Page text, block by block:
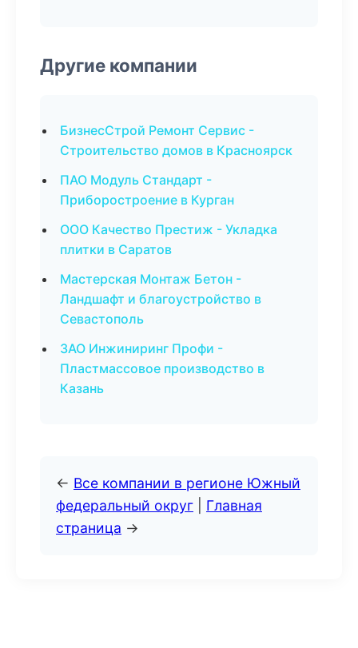
Другие компании
БизнесСтрой Ремонт Сервис -
Строительство домов в Красноярск
ПАО Модуль Стандарт -
Приборостроение в Курган
ООО Качество Престиж - Укладка
плитки в Саратов
Мастерская Монтаж Бетон -
Ландшафт и благоустройство в
Севастополь
ЗАО Инжиниринг Профи -
Пластмассовое производство в
Казань
← Все компании в регионе Южный
федеральный округ
Главная
страница →